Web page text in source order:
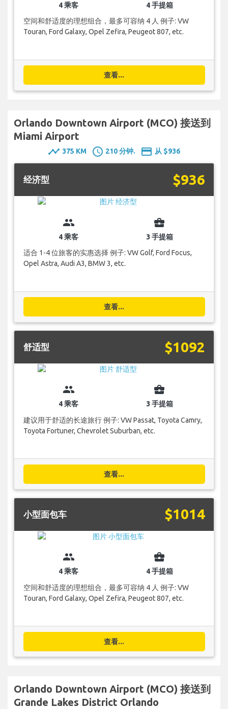
4 乘客
4 手提箱
空间和舒适度的理想组合，最多可容纳 4 人 例子: VW
Touran, Ford Galaxy, Opel Zefira, Peugeot 807, etc.
查看...
Orlando Downtown Airport (MCO) 接送到
Miami Airport
timeline 375 KM schedule 210 分钟. payment 从 $936
经济型 $936
group
4 乘客
business_center
3 手提箱
适合 1-4 位旅客的实惠选择 例子: VW Golf, Ford Focus,
Opel Astra, Audi A3, BMW 3, etc.
查看...
舒适型 $1092
group
4 乘客
business_center
3 手提箱
建议用于舒适的长途旅行 例子: VW Passat, Toyota Camry,
Toyota Fortuner, Chevrolet Suburban, etc.
查看...
小型面包车 $1014
group
4 乘客
business_center
4 手提箱
空间和舒适度的理想组合，最多可容纳 4 人 例子: VW
Touran, Ford Galaxy, Opel Zefira, Peugeot 807, etc.
查看...
Orlando Downtown Airport (MCO) 接送到
Grande Lakes District Orlando